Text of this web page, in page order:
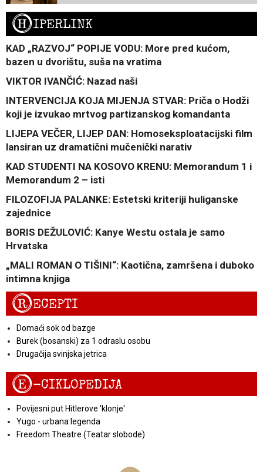
HIPERLINK
KAD „RAZVOJ“ POPIJE VODU: More pred kućom,
bazen u dvorištu, suša na vratima
VIKTOR IVANČIĆ: Nazad naši
INTERVENCIJA KOJA MIJENJA STVAR: Priča o Hodži
koji je izvukao mrtvog partizanskog komandanta
LIJEPA VEČER, LIJEP DAN: Homoseksploatacijski film
lansiran uz dramatični mučenički narativ
KAD STUDENTI NA KOSOVO KRENU: Memorandum 1 i
Memorandum 2 – isti
FILOZOFIJA PALANKE: Estetski kriteriji huliganske
zajednice
BORIS DEŽULOVIĆ: Kanye Westu ostala je samo
Hrvatska
„MALI ROMAN O TIŠINI“: Kaotična, zamršena i duboko
intimna knjiga
RECEPTI
Domaći sok od bazge
Burek (bosanski) za 1 odraslu osobu
Drugačija svinjska jetrica
E-CIKLOPEDIJA
Povijesni put Hitlerove 'klonje'
Yugo - urbana legenda
Freedom Theatre (Teatar slobode)